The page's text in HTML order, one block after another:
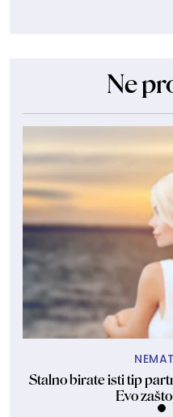
Ne
Stalno birate isti tip
Evo